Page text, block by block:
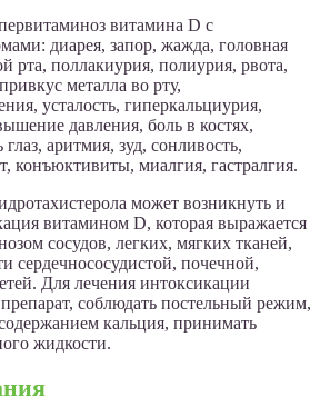
витамина D с
диарея, запор, жажда, головная
рта, поллакиурия, полиурия, рвота,
металла во рту,
усталость, гиперкальциурия,
давления, боль в костях,
аритмия, зуд, сонливость,
конъюктивиты, миалгия, гастралгия.
может возникнуть и
витамином D, которая выражается
сосудов, легких, мягких тканей,
сердечнососудистой, почечной,
Для лечения интоксикации
соблюдать постельный режим,
кальция, принимать
жидкости.